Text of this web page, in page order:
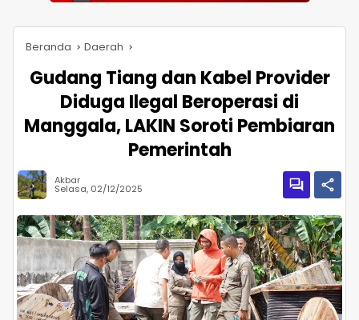
Beranda Daerah
Gudang Tiang dan Kabel Provider
Diduga Ilegal Beroperasi di
Manggala, LAKIN Soroti Pembiaran
Pemerintah
Akbar
Selasa, 02/12/2025